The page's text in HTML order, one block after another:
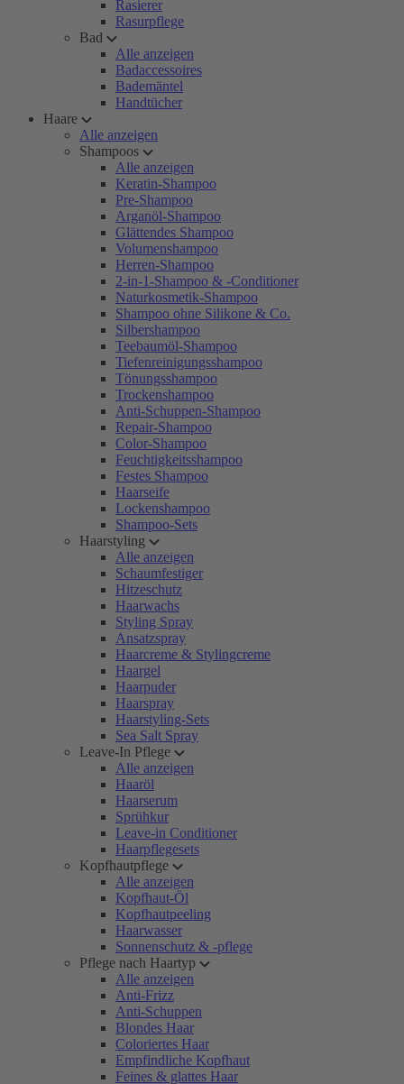
Rasierer
Rasurpflege
Bad
Alle anzeigen
Badaccessoires
Bademäntel
Handtücher
Haare
Alle anzeigen
Shampoos
Alle anzeigen
Keratin-Shampoo
Pre-Shampoo
Arganöl-Shampoo
Glättendes Shampoo
Volumenshampoo
Herren-Shampoo
2-in-1-Shampoo & -Conditioner
Naturkosmetik-Shampoo
Shampoo ohne Silikone & Co.
Silbershampoo
Teebaumöl-Shampoo
Tiefenreinigungsshampoo
Tönungsshampoo
Trockenshampoo
Anti-Schuppen-Shampoo
Repair-Shampoo
Color-Shampoo
Feuchtigkeitsshampoo
Festes Shampoo
Haarseife
Lockenshampoo
Shampoo-Sets
Haarstyling
Alle anzeigen
Schaumfestiger
Hitzeschutz
Haarwachs
Styling Spray
Ansatzspray
Haarcreme & Stylingcreme
Haargel
Haarpuder
Haarspray
Haarstyling-Sets
Sea Salt Spray
Leave-In Pflege
Alle anzeigen
Haaröl
Haarserum
Sprühkur
Leave-in Conditioner
Haarpflegesets
Kopfhautpflege
Alle anzeigen
Kopfhaut-Öl
Kopfhautpeeling
Haarwasser
Sonnenschutz & -pflege
Pflege nach Haartyp
Alle anzeigen
Anti-Frizz
Anti-Schuppen
Blondes Haar
Coloriertes Haar
Empfindliche Kopfhaut
Feines & glattes Haar